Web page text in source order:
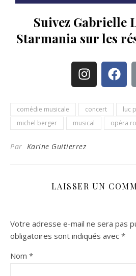
Suivez Gabrielle
Starmania sur les
comédie musicale concert
luc
michel berger
musical opéra
Par Karine Guitierrez
LAISSER UN
Votre adresse e-mail ne sera pas
obligatoires sont indiqués avec *
Nom *